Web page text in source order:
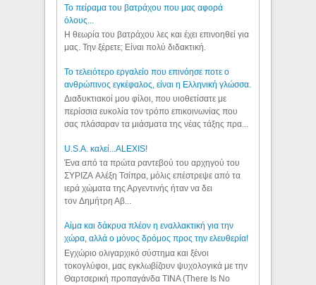
Το πείραμα του βατράχου που μας αφορά
όλους...
Η θεωρία του βατράχου λες και έχει επινοηθεί για
μας. Την ξέρετε; Είναι πολύ διδακτική.
Το τελειότερο εργαλείο που επινόησε ποτε ο
ανθρώπινος εγκέφαλος, είναι η Ελληνική γλώσσα.
Διαδυκτιακοί μου φίλοι, που υιοθετίσατε με
περίσσια ευκολία τον τρόπο επικοινωνίας που
σας πλάσαραν τα μιάσματα της νέας τάξης πρα...
U.S.A. καλεί...ALEXIS!
Ένα από τα πρώτα ραντεβού του αρχηγού του
ΣΥΡΙΖΑ Αλέξη Τσίπρα, μόλις επέστρεψε από τα
ιερά χώματα της Αργεντινής ήταν να δει
τον Δημήτρη Αβ...
Αίμα και δάκρυα πλέον η εναλλακτική για την
χώρα, αλλά ο μόνος δρόμος προς την ελευθερία!
Εγχώριο ολιγαρχικό σύστημα και ξένοι
τοκογλύφοι, μας εγκλωβίζουν ψυχολογικά με την
Θαρτσερική προπαγάνδα TINA (There Is No